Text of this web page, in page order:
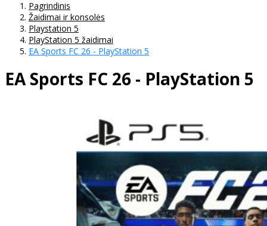
Pagrindinis
Žaidimai ir konsolės
Playstation 5
PlayStation 5 žaidimai
EA Sports FC 26 - PlayStation 5
EA Sports FC 26 - PlayStation 5